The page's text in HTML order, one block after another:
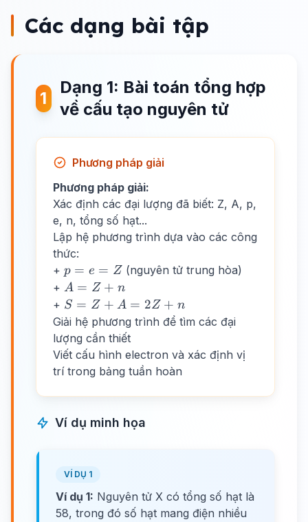
Các dạng bài tập
1
Dạng 1: Bài toán tổng hợp
về cấu tạo nguyên tử
Phương pháp giải
Phương pháp giải:
Xác định các đại lượng đã biết: Z, A, p,
e, n, tổng số hạt...
Lập hệ phương trình dựa vào các công
thức:
+ p
=
e
=
Z
p = e = Z(nguyên tử trung hòa)
+ A
=
Z
+
n
A = Z + n
+ S
=
Z
+
A
2Z
+
n
S = Z + A = 2Z + n
Giải hệ phương trình để tìm các đại
lượng cần thiết
Viết cấu hình electron và xác định vị
trí trong bảng tuần hoàn
Ví dụ minh họa
VÍ DỤ 1
Ví dụ 1: Nguyên tử X có tổng số hạt là
58, trong đó số hạt mang điện nhiều